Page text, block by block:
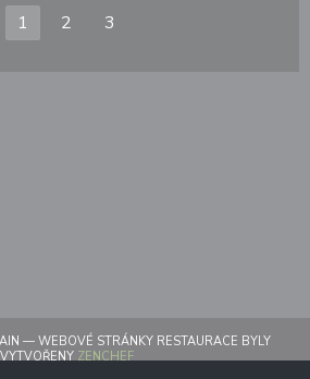
1 2 3
— WEBOVÉ STRÁNKY RESTAURACE BYLY
VYTVOŘENYZENCHEF((OTEVŘE SE V NOVÉM OKNĚ))